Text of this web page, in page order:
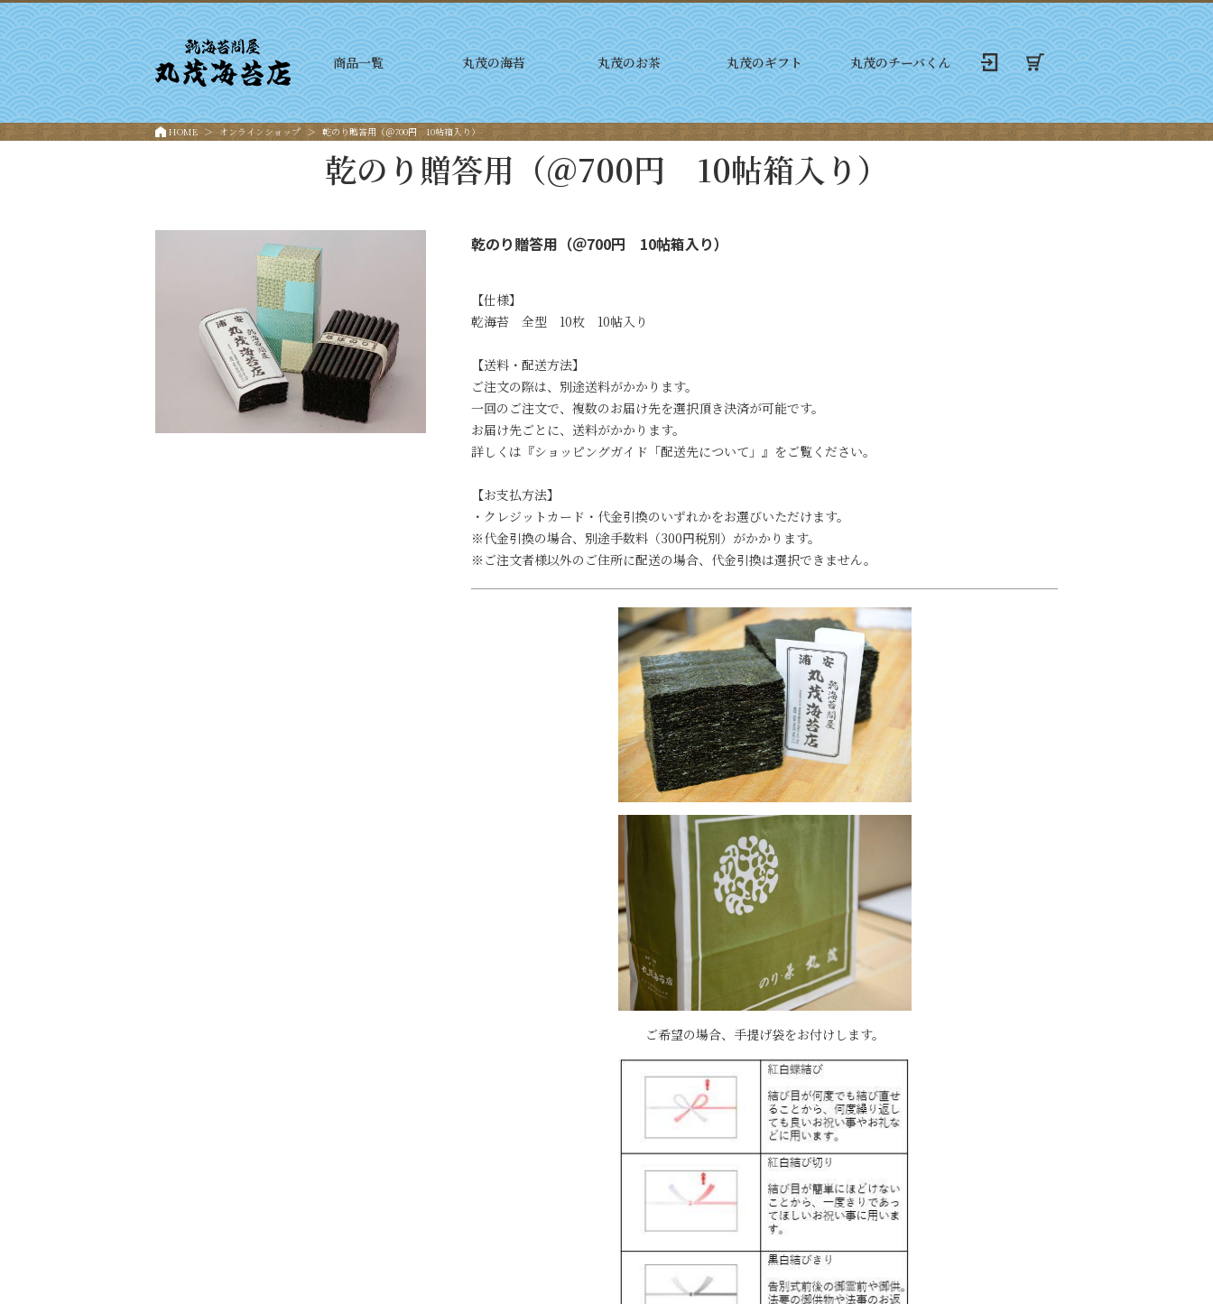
商品一覧 丸茂の海苔 丸茂のお茶 丸茂のギフト 丸茂のチーバくん
HOME オンラインショップ 乾のり贈答用（＠700円 10帖箱入り）
乾のり贈答用（＠700円 10帖箱入り）
乾のり贈答用（＠700円 10帖箱入り）
【仕様】
乾海苔 全型 10枚 10帖入り
【送料・配送方法】
ご注文の際は、別途送料がかかります。
一回のご注文で、複数のお届け先を選択頂き決済が可能です。
お届け先ごとに、送料がかかります。
詳しくは『ショッピングガイド「配送先について」』をご覧ください。
【お支払方法】
・クレジットカード・代金引換のいずれかをお選びいただけます。
※代金引換の場合、別途手数料（300円税別）がかかります。
※ご注文者様以外のご住所に配送の場合、代金引換は選択できません。
ご希望の場合、手提げ袋をお付けします。